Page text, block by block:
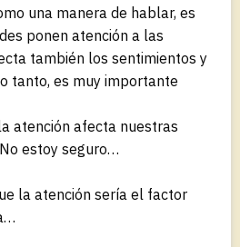
una manera de hablar, es
ponen atención a las
también los sentimientos y
tanto, es muy importante
atención afecta nuestras
estoy seguro…
la atención sería el factor